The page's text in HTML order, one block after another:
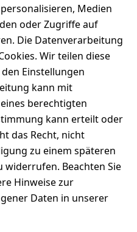
Medien
oder Zugriffe auf
Die Datenverarbeitung
Wir teilen diese
Einstellungen
kann mit
berechtigten
kann erteilt oder
das Recht, nicht
zu einem späteren
Beachten Sie
Hinweise zur
Daten in unserer